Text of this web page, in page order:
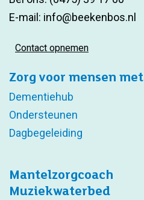
E-mail: info@beekenbos.nl
Contact opnemen
Zorg voor mensen
Dementiehub
Ondersteunen
Dagbegeleiding
Mantelzorgcoach
Muziekwaterbed